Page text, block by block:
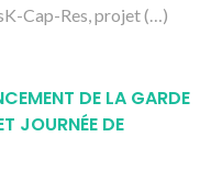
Cap-Res, projet (…)
DE LA GARDE
JOURNÉE DE